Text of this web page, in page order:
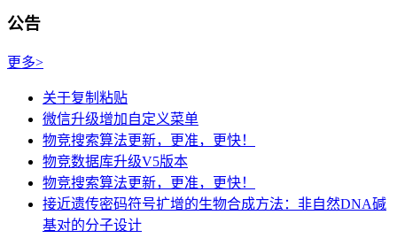
公告
更多>
关于复制粘贴
微信升级增加自定义菜单
物竞搜索算法更新，更准，更快！
物竞数据库升级V5版本
物竞搜索算法更新，更准，更快！
接近遗传密码符号扩增的生物合成方法：非自然DNA碱
基对的分子设计